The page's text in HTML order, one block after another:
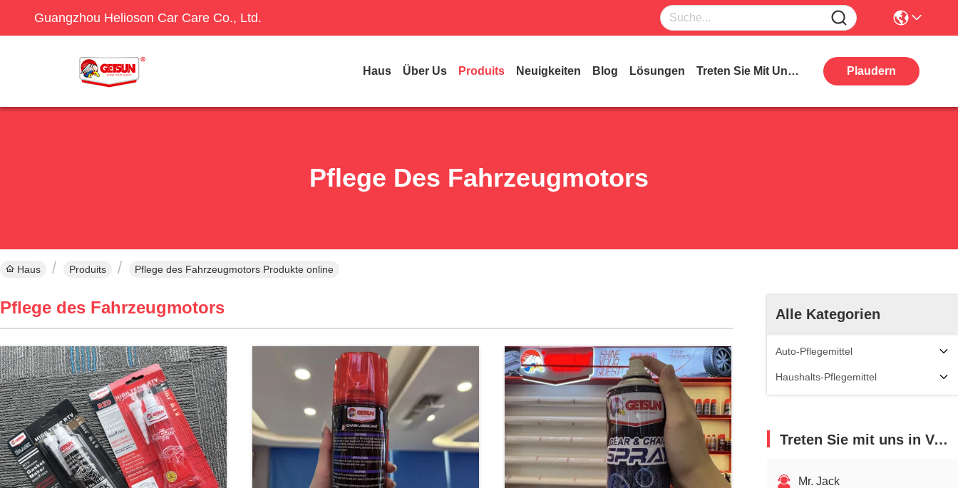
Guangzhou Helioson Car Care Co., Ltd.
Haus Über Us Produits Neuigkeiten Blog Lösungen Treten Sie Mit Uns In Verbindung Plaudern
Pflege Des Fahrzeugmotors
Haus Produits Pflege des Fahrzeugmotors Produkte online
Alle Kategorien
Auto-Pflegemittel
Haushalts-Pflegemittel
Treten Sie mit uns in Verbindung
Mr. Jack
Pflege des Fahrzeugmotors